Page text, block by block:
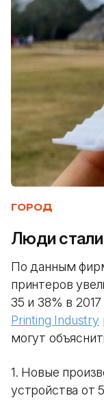
ГОРОД
Люди стали
По данным
принтеров
35 и 38% в
Printing Industry
могут
1. Новые
устройства от